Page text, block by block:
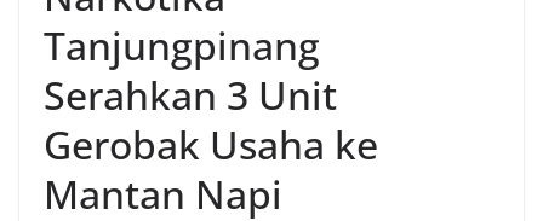
Tanjungpinang
Serahkan 3 Unit
Gerobak Usaha ke
Mantan Napi